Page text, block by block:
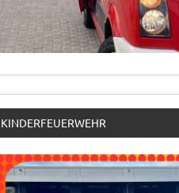
KINDERFEUERWEHR